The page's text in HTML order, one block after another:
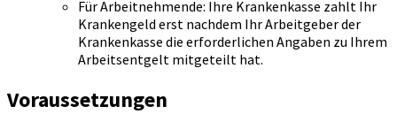
Für Arbeitnehmende: Ihre Krankenkasse zahlt Ihr
Krankengeld erst nachdem Ihr Arbeitgeber der
Krankenkasse die erforderlichen Angaben zu Ihrem
Arbeitsentgelt mitgeteilt hat.
Voraussetzungen